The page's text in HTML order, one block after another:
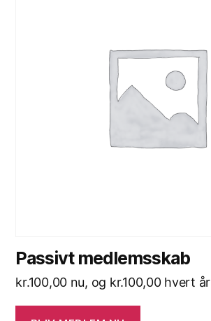
Passivt medlemsskab
kr.100,00 nu, og kr.100,00 hvert år